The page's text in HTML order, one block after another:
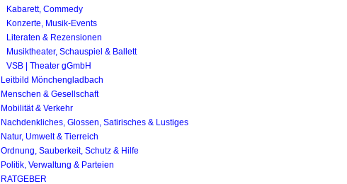
Kabarett, Commedy
Konzerte, Musik-Events
Literaten & Rezensionen
Musiktheater, Schauspiel & Ballett
VSB | Theater gGmbH
Leitbild Mönchengladbach
Menschen & Gesellschaft
Mobilität & Verkehr
Nachdenkliches, Glossen, Satirisches & Lustiges
Natur, Umwelt & Tierreich
Ordnung, Sauberkeit, Schutz & Hilfe
Politik, Verwaltung & Parteien
RATGEBER